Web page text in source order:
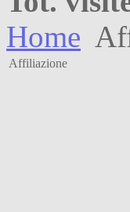
Home
Affiliazione